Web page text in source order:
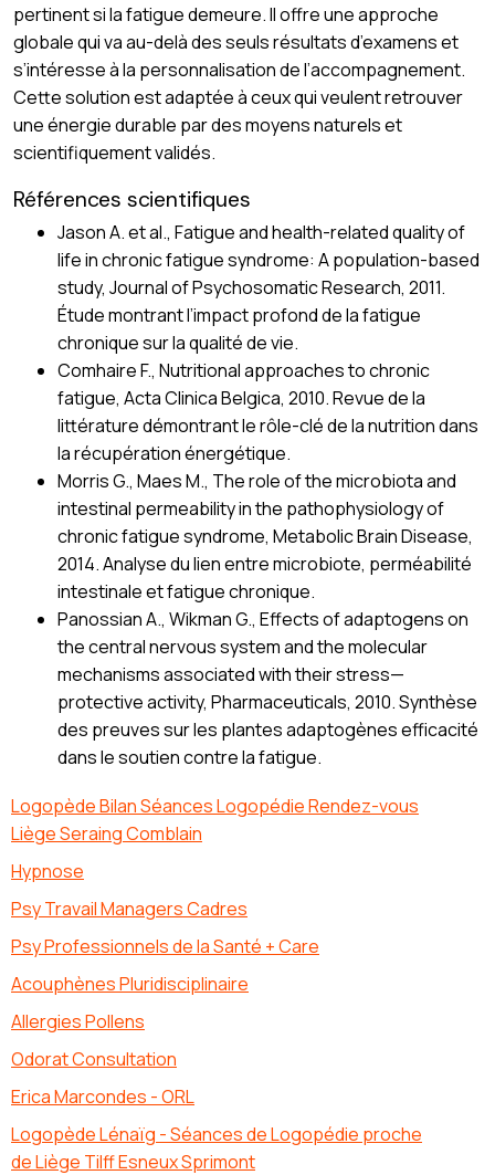
pertinent si la fatigue demeure. Il offre une approche
globale qui va au-delà des seuls résultats d’examens et
s’intéresse à la personnalisation de l’accompagnement.
Cette solution est adaptée à ceux qui veulent retrouver
une énergie durable par des moyens naturels et
scientifiquement validés.
Références scientifiques
Jason A. et al., Fatigue and health-related quality of
life in chronic fatigue syndrome: A population-based
study, Journal of Psychosomatic Research, 2011.
Étude montrant l’impact profond de la fatigue
chronique sur la qualité de vie.
Comhaire F., Nutritional approaches to chronic
fatigue, Acta Clinica Belgica, 2010. Revue de la
littérature démontrant le rôle-clé de la nutrition dans
la récupération énergétique.
Morris G., Maes M., The role of the microbiota and
intestinal permeability in the pathophysiology of
chronic fatigue syndrome, Metabolic Brain Disease,
2014. Analyse du lien entre microbiote, perméabilité
intestinale et fatigue chronique.
Panossian A., Wikman G., Effects of adaptogens on
the central nervous system and the molecular
mechanisms associated with their stress—
protective activity, Pharmaceuticals, 2010. Synthèse
des preuves sur les plantes adaptogènes efficacité
dans le soutien contre la fatigue.
Logopède Bilan Séances Logopédie Rendez-vous
Liège Seraing Comblain
Hypnose
Psy Travail Managers Cadres
Psy Professionnels de la Santé + Care
Acouphènes Pluridisciplinaire
Allergies Pollens
Odorat Consultation
Erica Marcondes - ORL
Logopède Lénaïg - Séances de Logopédie proche
de Liège Tilff Esneux Sprimont